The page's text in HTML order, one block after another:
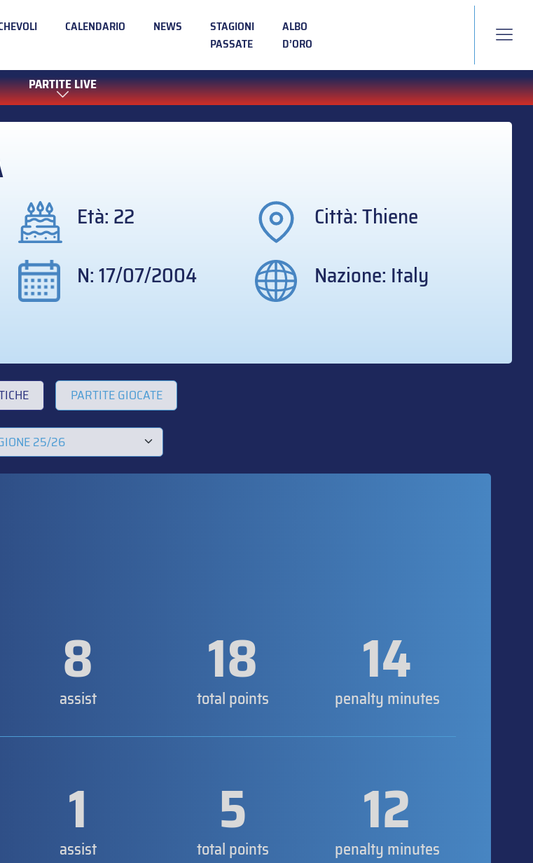
CALENDARIO NEWS
STAGIONI
PASSATE
ALBO
D’ORO
PARTITE LIVE
Età: 22
Città: Thiene
N: 17/07/2004
Nazione: Italy
PARTITE GIOCATE
8
assist 18
total points 14
penalty minutes
1
assist 5
total points 12
penalty minutes